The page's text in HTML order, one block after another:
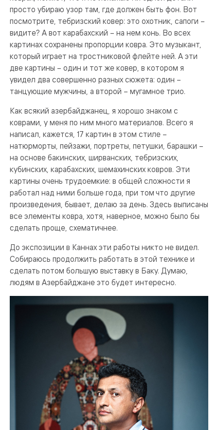
просто убираю узор там, где должен быть фон. Вот
посмотрите, тебризский ковер: это охотник, сапоги –
видите? А вот карабахский – на нем конь. Во всех
картинах сохранены пропорции ковра. Это музыкант,
который играет на тростниковой флейте ней. А эти
две картины – один и тот же ковер, в котором я
увидел два совершенно разных сюжета: один –
танцующие мужчины, а второй – мугамное трио.
Как всякий азербайджанец, я хорошо знаком с
коврами, у меня по ним много материалов. Всего я
написал, кажется, 17 картин в этом стиле –
натюрморты, пейзажи, портреты, петушки, барашки –
на основе бакинских, ширванских, тебризских,
кубинских, карабахских, шемахинских ковров. Эти
картины очень трудоемкие: в общей сложности я
работал над ними больше года, при том что другие
произведения, бывает, делаю за день. Здесь выписаны
все элементы ковра, хотя, наверное, можно было бы
сделать проще, схематичнее.
До экспозиции в Каннах эти работы никто не видел.
Собираюсь продолжить работать в этой технике и
сделать потом большую выставку в Баку. Думаю,
людям в Азербайджане это будет интересно.